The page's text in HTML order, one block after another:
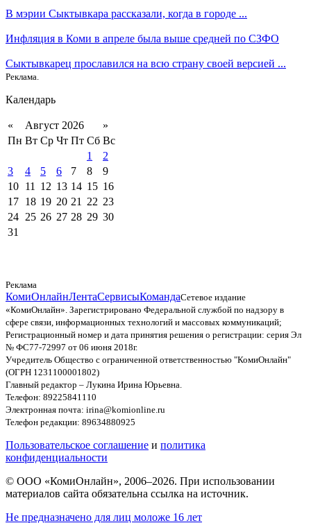
В мэрии Сыктывкара рассказали, когда в городе ...
Инфляция в Коми в апреле была выше средней по СЗФО
Сыктывкарец прославился на всю страну своей версией ...
Реклама.
Календарь
« Август 2026
»
Пн Вт Ср Чт Пт Сб Вс
1
2
3
4 5 6 7 8
9
10 11 12 13 14 15 16
17 18 19 20 21 22 23
24 25 26 27 28 29 30
31
Реклама
КомиОнлайнЛентаСервисыКомандаСетевое издание
«КомиОнлайн». Зарегистрировано Федеральной службой по надзору в
сфере связи, информационных технологий и массовых коммуникаций;
Регистрационный номер и дата принятия решения о регистрации: серия Эл
№ ФС77-72997 от 06 июня 2018г.
Учредитель Общество с ограниченной ответственностью "КомиОнлайн"
(ОГРН 1231100001802)
Главный редактор – Лукина Ирина Юрьевна.
Телефон: 89225841110
Электронная почта: irina@komionline.ru
Телефон редакции: 89634880925
Пользовательское соглашение и политика
конфиденциальности
© ООО «КомиОнлайн», 2006–2026. При использовании
материалов сайта обязательна ссылка на источник.
Не предназначено для лиц моложе 16 лет